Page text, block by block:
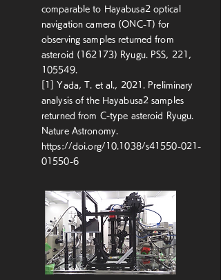
(Nishiyama et al., 2021)。
このようなリュウグウから得られた知
見を元に、他の小惑星の軌道進化や表
層更新などのプロセスに対する理解が
進んでおり、正に分野のフロンティア
を開拓しています。また、時期を同じ
くして別のC型小惑星であるべヌーも
NASAのOSIRIS-RExミッションによ
って探査されました。本研究室は、主
にリュウグウとべヌーの比較において
めています (DellaGiustina et al.,
2020; Lauretta et al., 2022)。
はやぶさ２はリュウグウを離れて既に
何年も経過しましたが、ONCのデー
タを元にした新たな科学成果はまだ盛
comparable to Hayabusa2 optical
navigation camera (ONC-T) for
observing samples returned from
asteroid (162173) Ryugu. PSS, 221,
105549.
[1] Yada, T. et al., 2021. Preliminary
analysis of the Hayabusa2 samples
returned from C-type asteroid Ryugu.
Nature Astronomy.
https://doi.org/10.1038/s41550-021-
01550-6